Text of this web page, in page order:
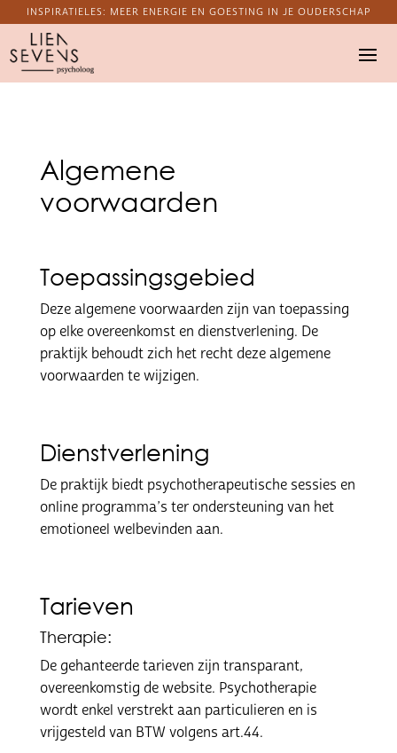
INSPIRATIELES: MEER ENERGIE EN GOESTING IN JE OUDERSCHAP
Algemene
voorwaarden
Toepassingsgebied
Deze algemene voorwaarden zijn van toepassing
op elke overeenkomst en dienstverlening. De
praktijk behoudt zich het recht deze algemene
voorwaarden te wijzigen.
Dienstverlening
De praktijk biedt psychotherapeutische sessies en
online programma’s ter ondersteuning van het
emotioneel welbevinden aan.
Tarieven
Therapie:
De gehanteerde tarieven zijn transparant,
overeenkomstig de website. Psychotherapie
wordt enkel verstrekt aan particulieren en is
vrijgesteld van BTW volgens art.44.